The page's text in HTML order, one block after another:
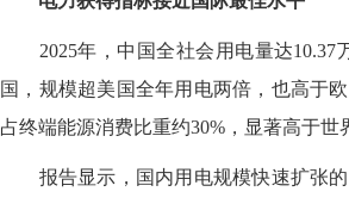
2025年，中国全社会用电量达10.37
国，规模超美国全年用电两倍，也高于
占终端能源消费比重约30%，显著高于世
报告显示，国内用电规模快速扩张的